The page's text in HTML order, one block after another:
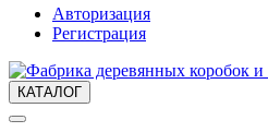
Авторизация
Регистрация
КАТАЛОГ